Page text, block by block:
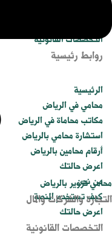
محامي تزوير بالرياض
التجارة والشركات والمال
التخصصات القانونية
روابط رئيسية
الرئيسية
محامي في الرياض
مكاتب محاماة في الرياض
استشارة محامي بالرياض
أرقام محامين بالرياض
اعرض حالتك
من نحن
كيف تستخدم المنصة
اعرض حالتك
التخصصات القانونية